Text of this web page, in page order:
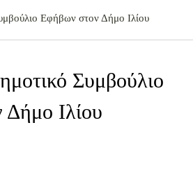
Εφήβων στον Δήμο Ιλίου
Συμβούλιο
Ιλίου